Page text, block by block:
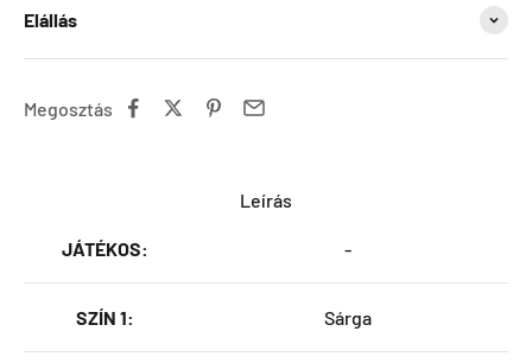
Elállás
Megosztás
Leírás
JÁTÉKOS: -
SZÍN 1: Sárga